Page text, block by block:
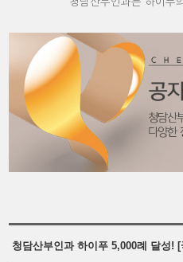
청담산부인과 하이푸 5,000례 달성!